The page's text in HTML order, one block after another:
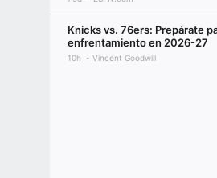
Knicks vs. 76ers: Prepárate
enfrentamiento en 2026-27
10h Vincent Goodwill